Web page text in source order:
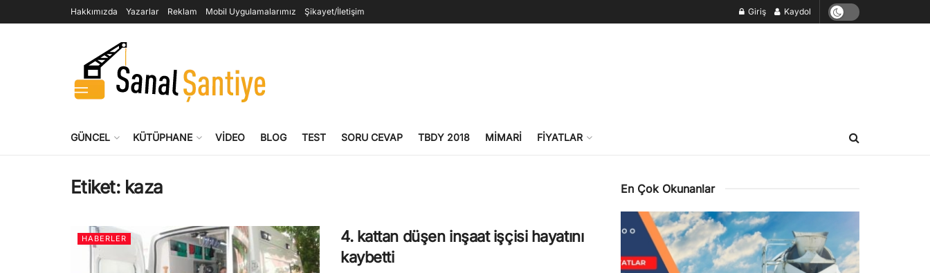
Hakkımızda Yazarlar Reklam Mobil Uygulamalarımız Şikayet/İletişim Giriş Kaydol
GÜNCEL KÜTÜPHANE VIDEO BLOG TEST SORU CEVAP TBDY 2018 MIMARI FIYATLAR
Etiket: kaza
HABERLER
4. kattan düşen inşaat işçisi hayatını
kaybetti
En Çok Okunanlar